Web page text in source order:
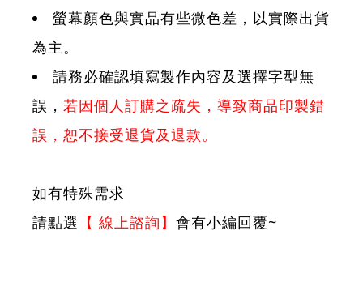
螢幕顏色與實品有些微色差，以實際出貨
為主。
請務必確認填寫製作內容及選擇字型無
誤， 若因個人訂購之疏失，導致商品印製錯
誤，恕不接受退貨及退款。
如有特殊需求
請點選 【 線上諮詢】 會有小編回覆~